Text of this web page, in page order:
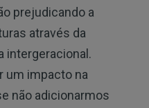
prejudicando a
através da
intergeracional.
um impacto na
não adicionarmos